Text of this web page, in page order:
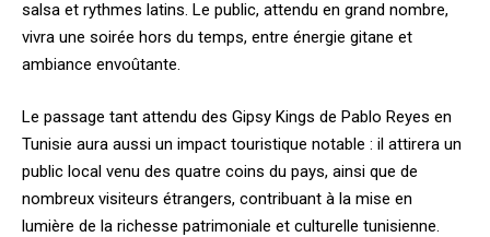
salsa et rythmes latins. Le public, attendu en grand nombre,
vivra une soirée hors du temps, entre énergie gitane et
ambiance envoûtante.
Le passage tant attendu des Gipsy Kings de Pablo Reyes en
Tunisie aura aussi un impact touristique notable : il attirera un
public local venu des quatre coins du pays, ainsi que de
nombreux visiteurs étrangers, contribuant à la mise en
lumière de la richesse patrimoniale et culturelle tunisienne.